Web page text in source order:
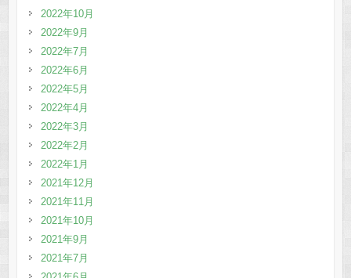
2022年10月
2022年9月
2022年7月
2022年6月
2022年5月
2022年4月
2022年3月
2022年2月
2022年1月
2021年12月
2021年11月
2021年10月
2021年9月
2021年7月